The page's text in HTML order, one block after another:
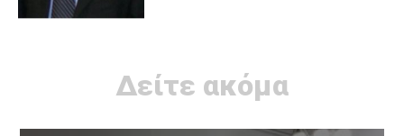
Δείτε ακόμα